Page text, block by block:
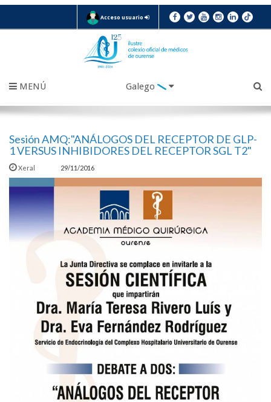
Acceso usuario
MENÚ Galego
Sesión AMQ:"ANÁLOGOS DEL RECEPTOR DE GLP-
1 VERSUS INHIBIDORES DEL RECEPTOR SGL T2"
Xeral 29/11/2016